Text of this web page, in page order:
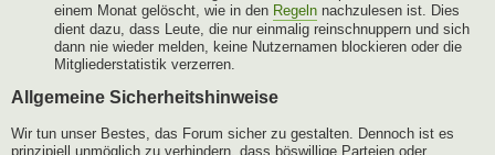
einem Monat gelöscht, wie in den Regeln nachzulesen ist. Dies
dient dazu, dass Leute, die nur einmalig reinschnuppern und sich
dann nie wieder melden, keine Nutzernamen blockieren oder die
Mitgliederstatistik verzerren.
Allgemeine Sicherheitshinweise
Wir tun unser Bestes, das Forum sicher zu gestalten. Dennoch ist es
prinzipiell unmöglich zu verhindern, dass böswillige Parteien oder